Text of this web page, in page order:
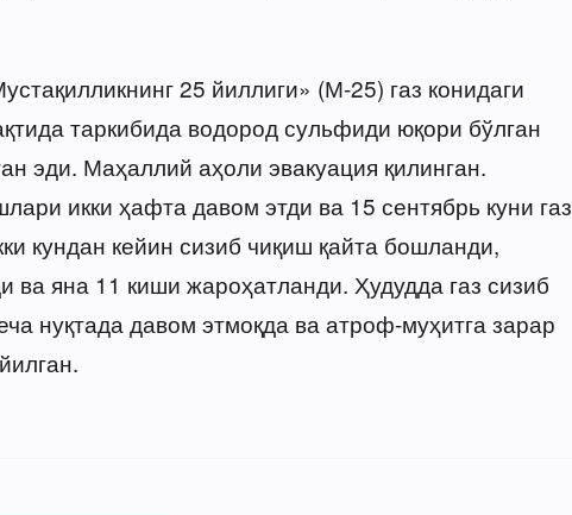
25 йиллиги» (М-25) газ конидаги
таркибида водород сульфиди юқори бўлган
эди. Маҳаллий аҳоли эвакуация қилинган.
икки ҳафта давом этди ва 15 сентябрь куни газ
кундан кейин сизиб чиқиш қайта бошланди,
ва яна 11 киши жароҳатланди. Ҳудудда газ сизиб
нуқтада давом этмоқда ва атроф-муҳитга зарар